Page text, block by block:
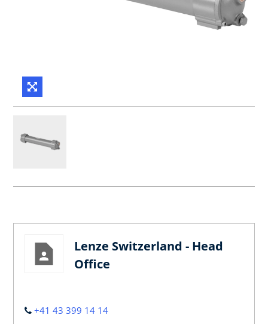
Lenze Switzerland - Head
Office
+41 43 399 14 14